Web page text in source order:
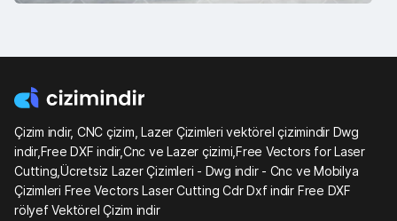
Çizim indir, CNC çizim, Lazer Çizimleri vektörel çizimindir Dwg
indir,Free DXF indir,Cnc ve Lazer çizimi,Free Vectors for Laser
Cutting,Ücretsiz Lazer Çizimleri - Dwg indir - Cnc ve Mobilya
Çizimleri Free Vectors Laser Cutting Cdr Dxf indir Free DXF
rölyef Vektörel Çizim indir